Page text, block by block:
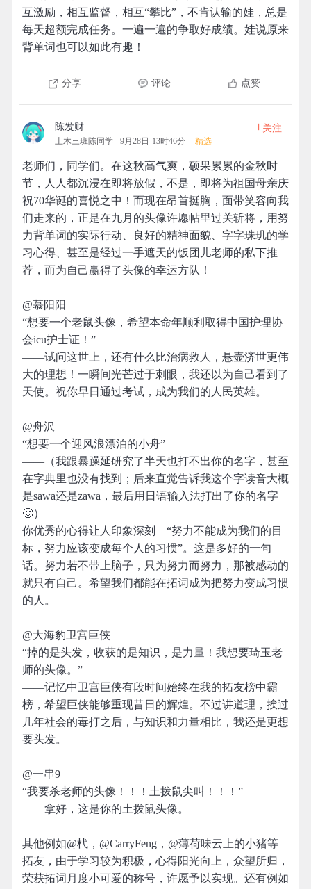
互激励，相互监督，相互“攀比”，不肯认输的娃，总是
每天超额完成任务。一遍一遍的争取好成绩。娃说原来
背单词也可以如此有趣！
分享 评论 点赞
陈发财
土木三班陈同学 9月28日 13时46分 精选
+关注
老师们，同学们。在这秋高气爽，硕果累累的金秋时
节，人人都沉浸在即将放假，不是，即将为祖国母亲庆
祝70华诞的喜悦之中！而现在昂首挺胸，面带笑容向我
们走来的，正是在九月的头像许愿帖里过关斩将，用努
力背单词的实际行动、良好的精神面貌、字字珠玑的学
习心得、甚至是经过一手遮天的饭团儿老师的私下推
荐，而为自己赢得了头像的幸运方队！
@慕阳阳
“想要一个老鼠头像，希望本命年顺利取得中国护理协
会icu护士证！”
——试问这世上，还有什么比治病救人，悬壶济世更伟
大的理想！一瞬间光芒过于刺眼，我还以为自己看到了
天使。祝你早日通过考试，成为我们的人民英雄。
@舟沢
“想要一个迎风浪漂泊的小舟”
——（我跟暴躁延研究了半天也打不出你的名字，甚至
在字典里也没有找到；后来直觉告诉我这个字读音大概
是sawa还是zawa，最后用日语输入法打出了你的名字
🙂）
你优秀的心得让人印象深刻—“努力不能成为我们的目
标，努力应该变成每个人的习惯”。这是多好的一句
话。努力若不带上脑子，只为努力而努力，那被感动的
就只有自己。希望我们都能在拓词成为把努力变成习惯
的人。
@大海豹卫宫巨侠
“掉的是头发，收获的是知识，是力量！我想要琦玉老
师的头像。”
——记忆中卫宫巨侠有段时间始终在我的拓友榜中霸
榜，希望巨侠能够重现昔日的辉煌。不过讲道理，挨过
几年社会的毒打之后，与知识和力量相比，我还是更想
要头发。
@一串9
“我要杀老师的头像！！！土拨鼠尖叫！！！”
——拿好，这是你的土拨鼠头像。
其他例如@杙，@CarryFeng，@薄荷味云上的小猪等
拓友，由于学习较为积极，心得阳光向上，众望所归，
荣获拓词月度小可爱的称号，许愿予以实现。还有例如